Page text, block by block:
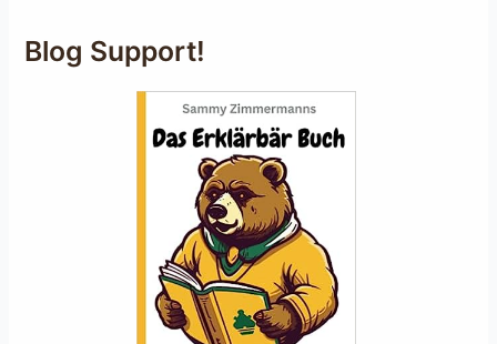
Blog Support!